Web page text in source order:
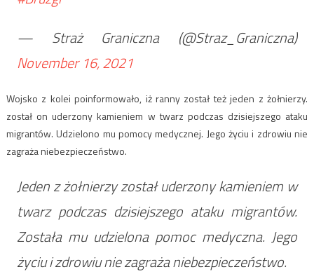
— Straż Graniczna (@Straz_Graniczna)
November 16, 2021
Wojsko z kolei poinformowało, iż ranny został też jeden z żołnierzy.
został on uderzony kamieniem w twarz podczas dzisiejszego ataku
migrantów. Udzielono mu pomocy medycznej. Jego życiu i zdrowiu nie
zagraża niebezpieczeństwo.
Jeden z żołnierzy został uderzony kamieniem w
twarz podczas dzisiejszego ataku migrantów.
Została mu udzielona pomoc medyczna. Jego
życiu i zdrowiu nie zagraża niebezpieczeństwo.